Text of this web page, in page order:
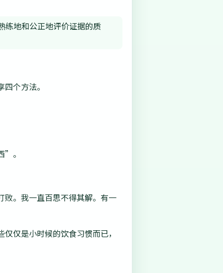
练地和公正地评价证据的质
个方法。
”。
。我一直百思不得其解。有一
仅是小时候的饮食习惯而已，